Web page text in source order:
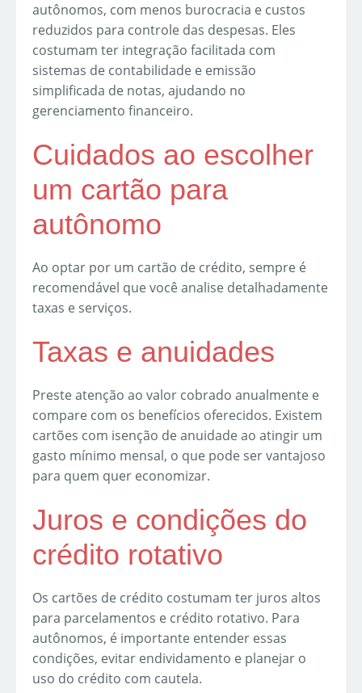
autônomos, com menos burocracia e custos
reduzidos para controle das despesas. Eles
costumam ter integração facilitada com
sistemas de contabilidade e emissão
simplificada de notas, ajudando no
gerenciamento financeiro.
Cuidados ao escolher
um cartão para
autônomo
Ao optar por um cartão de crédito, sempre é
recomendável que você analise detalhadamente
taxas e serviços.
Taxas e anuidades
Preste atenção ao valor cobrado anualmente e
compare com os benefícios oferecidos. Existem
cartões com isenção de anuidade ao atingir um
gasto mínimo mensal, o que pode ser vantajoso
para quem quer economizar.
Juros e condições do
crédito rotativo
Os cartões de crédito costumam ter juros altos
para parcelamentos e crédito rotativo. Para
autônomos, é importante entender essas
condições, evitar endividamento e planejar o
uso do crédito com cautela.